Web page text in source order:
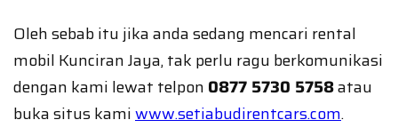
Oleh sebab itu jika anda sedang mencari rental
mobil Kunciran Jaya, tak perlu ragu berkomunikasi
dengan kami lewat telpon 0877 5730 5758atau
buka situs kamiwww.setiabudirentcars.com.